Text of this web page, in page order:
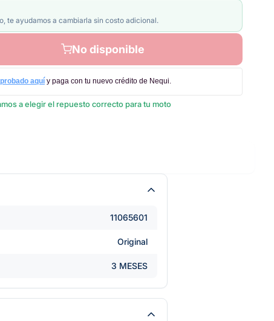
te ayudamos a cambiarla sin costo adicional.
No disponible
aquí y paga con tu nuevo crédito de Nequi.
a elegir el repuesto correcto para tu moto
11065601
Original
3 MESES